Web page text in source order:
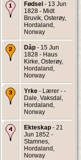
Fødsel - 13 Jun
1828 - Midt
Bruvik, Osterøy,
Hordaland,
Norway
Dåp - 15 Jun
1828 - Haus
Kirke, Osterøy,
Hordaland,
Norway
Yrke - Lærer - -
Dale, Vaksdal,
Hordaland,
Norway
Ekteskap - 21
Jun 1852 -
Stamnes,
Hordaland,
Norway